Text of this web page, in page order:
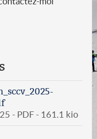
- PDF - 161.1 kio